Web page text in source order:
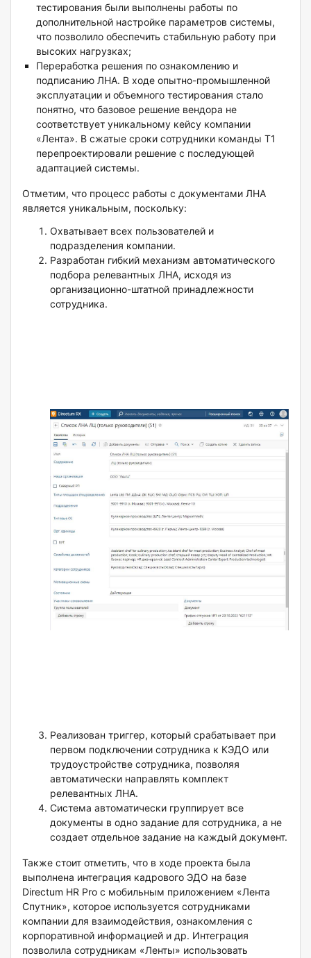
тестирования были выполнены работы по
дополнительной настройке параметров системы,
что позволило обеспечить стабильную работу при
высоких нагрузках;
Переработка решения по ознакомлению и
подписанию ЛНА. В ходе опытно-промышленной
эксплуатации и объемного тестирования стало
понятно, что базовое решение вендора не
соответствует уникальному кейсу компании
«Лента». В сжатые сроки сотрудники команды Т1
перепроектировали решение с последующей
адаптацией системы.
Отметим, что процесс работы с документами ЛНА
является уникальным, поскольку:
Охватывает всех пользователей и
подразделения компании.
Разработан гибкий механизм автоматического
подбора релевантных ЛНА, исходя из
организационно-штатной принадлежности
сотрудника.
Реализован триггер, который срабатывает при
первом подключении сотрудника к КЭДО или
трудоустройстве сотрудника, позволяя
автоматически направлять комплект
релевантных ЛНА.
Система автоматически группирует все
документы в одно задание для сотрудника, а не
создает отдельное задание на каждый документ.
Также стоит отметить, что в ходе проекта была
выполнена интеграция кадрового ЭДО на базе
Directum HR Pro c мобильным приложением «Лента
Спутник», которое используется сотрудниками
компании для взаимодействия, ознакомления с
корпоративной информацией и др. Интеграция
позволила сотрудникам «Ленты» использовать